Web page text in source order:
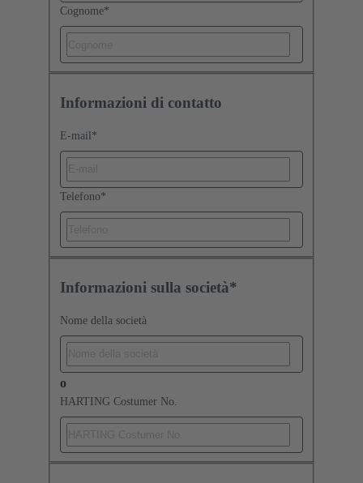
Cognome*
Informazioni di contatto
E-mail *
Telefono*
Informazioni sulla società*
Nome della società
o
HARTING Costumer No.